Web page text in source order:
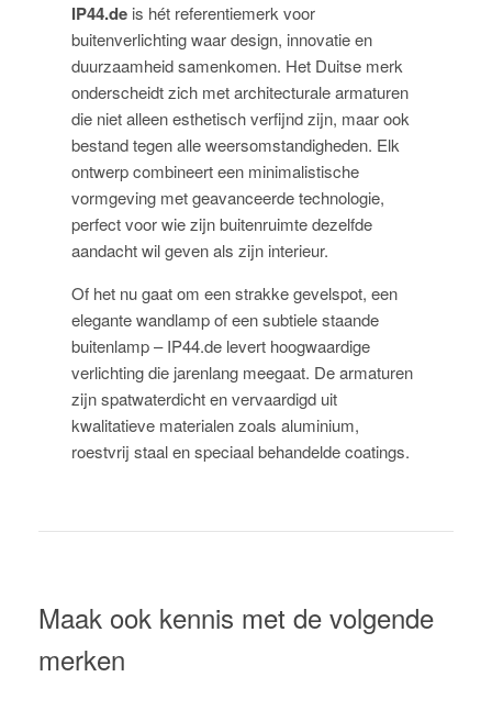
IP44.de is hét referentiemerk voor
buitenverlichting waar design, innovatie en
duurzaamheid samenkomen. Het Duitse merk
onderscheidt zich met architecturale armaturen
die niet alleen esthetisch verfijnd zijn, maar ook
bestand tegen alle weersomstandigheden. Elk
ontwerp combineert een minimalistische
vormgeving met geavanceerde technologie,
perfect voor wie zijn buitenruimte dezelfde
aandacht wil geven als zijn interieur.
Of het nu gaat om een strakke gevelspot, een
elegante wandlamp of een subtiele staande
buitenlamp – IP44.de levert hoogwaardige
verlichting die jarenlang meegaat. De armaturen
zijn spatwaterdicht en vervaardigd uit
kwalitatieve materialen zoals aluminium,
roestvrij staal en speciaal behandelde coatings.
Maak ook kennis met de volgende
merken